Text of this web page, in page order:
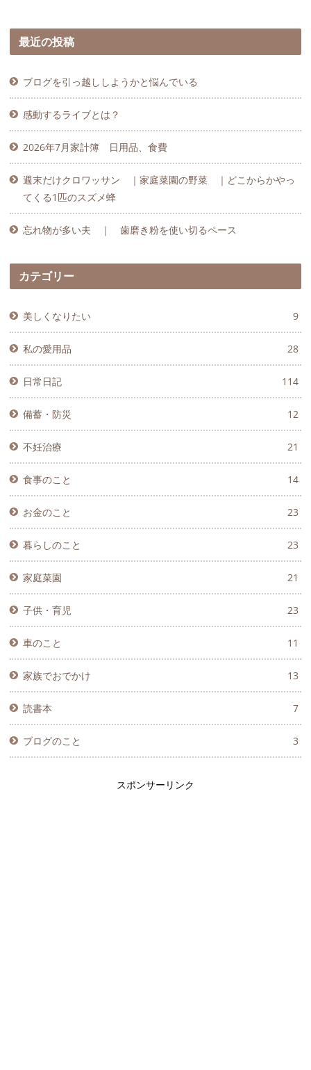
最近の投稿
ブログを引っ越ししようかと悩んでいる
感動するライブとは？
2026年7月家計簿 日用品、食費
週末だけクロワッサン ｜家庭菜園の野菜 ｜どこからかやっ
てくる1匹のスズメ蜂
忘れ物が多い夫 ｜ 歯磨き粉を使い切るペース
カテゴリー
美しくなりたい 9
私の愛用品 28
日常日記 114
備蓄・防災 12
不妊治療 21
食事のこと 14
お金のこと 23
暮らしのこと 23
家庭菜園 21
子供・育児 23
車のこと 11
家族でおでかけ 13
読書本 7
ブログのこと 3
スポンサーリンク